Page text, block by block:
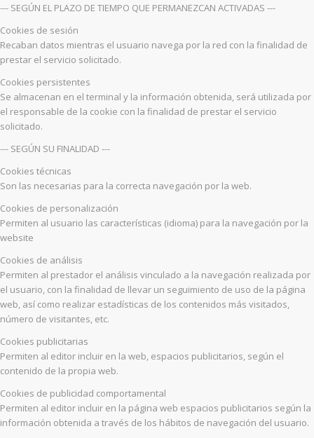
--- SEGÚN EL PLAZO DE TIEMPO QUE PERMANEZCAN ACTIVADAS ---
Cookies de sesión
Recaban datos mientras el usuario navega por la red con la finalidad de
prestar el servicio solicitado.
Cookies persistentes
Se almacenan en el terminal y la información obtenida, será utilizada por
el responsable de la cookie con la finalidad de prestar el servicio
solicitado.
--- SEGÚN SU FINALIDAD ---
Cookies técnicas
Son las necesarias para la correcta navegación por la web.
Cookies de personalización
Permiten al usuario las características (idioma) para la navegación por la
website
Cookies de análisis
Permiten al prestador el análisis vinculado a la navegación realizada por
el usuario, con la finalidad de llevar un seguimiento de uso de la página
web, así como realizar estadísticas de los contenidos más visitados,
número de visitantes, etc.
Cookies publicitarias
Permiten al editor incluir en la web, espacios publicitarios, según el
contenido de la propia web.
Cookies de publicidad comportamental
Permiten al editor incluir en la página web espacios publicitarios según la
información obtenida a través de los hábitos de navegación del usuario.